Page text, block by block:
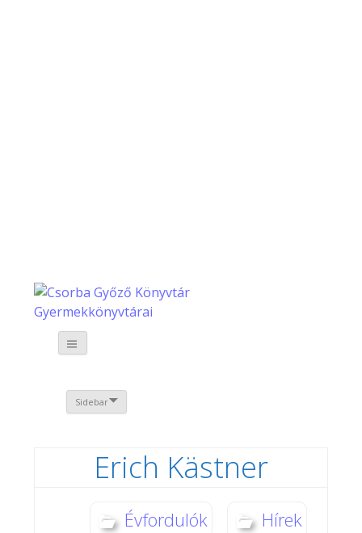
Sidebar
Erich Kästner
Évfordulók Hírek